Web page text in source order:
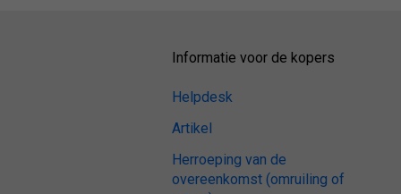
Informatie voor de kopers
Helpdesk
Artikel
Herroeping van de
overeenkomst (omruiling of